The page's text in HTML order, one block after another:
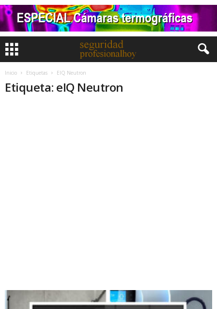
Inicio Etiquetas EIQ Neutron
Etiqueta: eIQ Neutron